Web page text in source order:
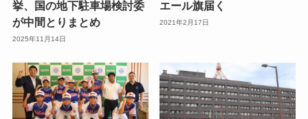
挙、国の地下駐車場検討委
が中間とりまとめ
2025年11月14日
エール旗届く
2021年2月17日